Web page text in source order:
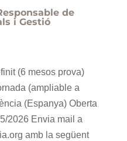
de
i Gestió
(6 mesos prova)
(ampliable a
(Espanya) Oberta
2026 Envia mail a
amb la següent